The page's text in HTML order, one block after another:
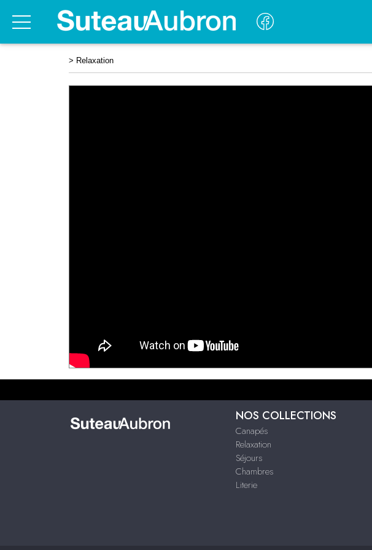
> Relaxation
NOS COLLECTIONS
Canapés
Relaxation
Séjours
Chambres
Literie